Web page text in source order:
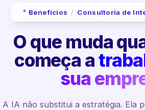
Benefícios / Consultoria de
O que muda
começa a
sua
A IA não substitui a estratégia. Ela